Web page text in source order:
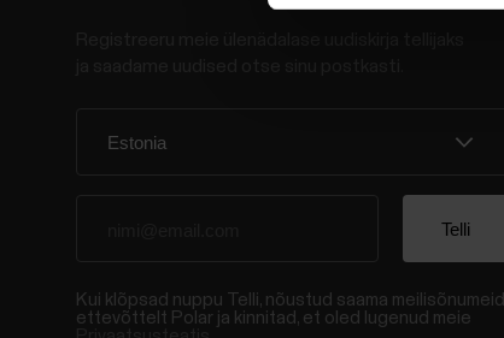
Kui klõpsad nuppu Telli, nõustud saama meilisõnumeid
ettevõttelt Polar ja kinnitad, et oled lugenud meie